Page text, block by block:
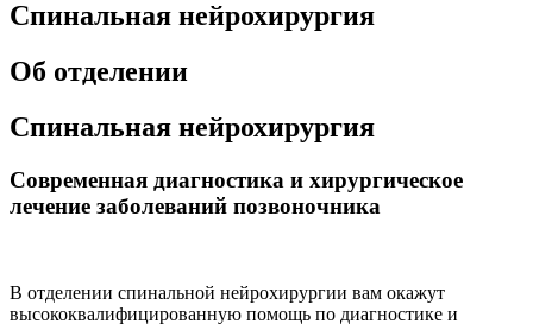
Спинальная нейрохирургия
Об отделении
Спинальная нейрохирургия
Современная диагностика и хирургическое
лечение заболеваний позвоночника
В отделении спинальной нейрохирургии вам окажут
высококвалифицированную помощь по диагностике и